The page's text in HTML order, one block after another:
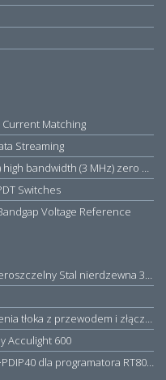
Current Matching
Streaming
TSZ182IST Very high accuracy (25 µV) high bandwidth (3 MHz) zero drift 5 V operational amplifiers
Switches
Voltage Reference
RS PRO Nakrętka zabezpieczająca Aeroszczelny Stal nierdzewna 316 Zwykłe
CE3M8P W0952029394 Czujnik położenia tłoka z przewodem i złączem M8, PNP NO, 10...30VDC, 100mA, METALWORK, METAL WORK jak MZT1-0
Acculight 600
Adapter dedykowany ITE(LQFP128)-->PDIP40 dla programatora RT809H/RT809F (simple)